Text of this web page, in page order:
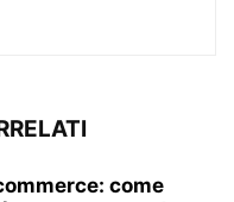
come